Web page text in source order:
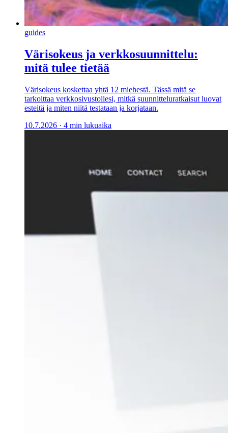
guides
Värisokeus ja verkkosuunnittelu:
mitä tulee tietää
Värisokeus koskettaa yhtä 12 miehestä. Tässä mitä se
tarkoittaa verkkosivustollesi, mitkä suunnitteluratkaisut luovat
esteitä ja miten niitä testataan ja korjataan.
10.7.2026 · 4 min lukuaika